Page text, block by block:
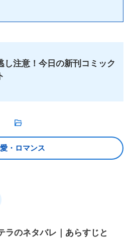
し注意！今日の新刊コミック
・ロマンス
ラのネタバレ｜あらすじと